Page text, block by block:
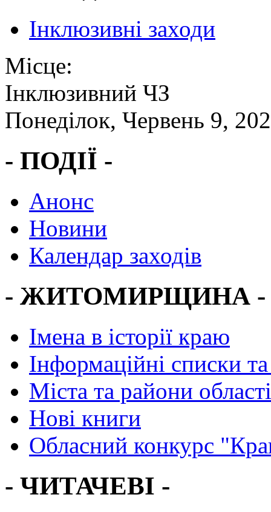
Інклюзивні заходи
Місце:
Інклюзивний ЧЗ
Понеділок, Червень 9,
- ПОДІЇ -
Анонс
Новини
Календар заходів
- ЖИТОМИРЩИНА -
Імена в історії краю
Інформаційні списки
Міста та райони області
Нові книги
Обласний конкурс
- ЧИТАЧЕВІ -